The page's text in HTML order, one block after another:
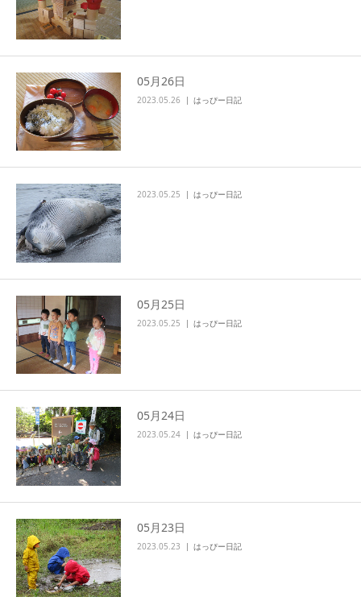
05月26日
2023.05.26 はっぴー日記
2023.05.25 はっぴー日記
05月25日
2023.05.25 はっぴー日記
05月24日
2023.05.24 はっぴー日記
05月23日
2023.05.23 はっぴー日記